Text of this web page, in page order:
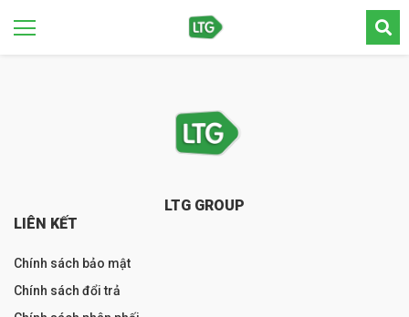
LTG GROUP
LIÊN KẾT
Chính sách bảo mật
Chính sách đổi trả